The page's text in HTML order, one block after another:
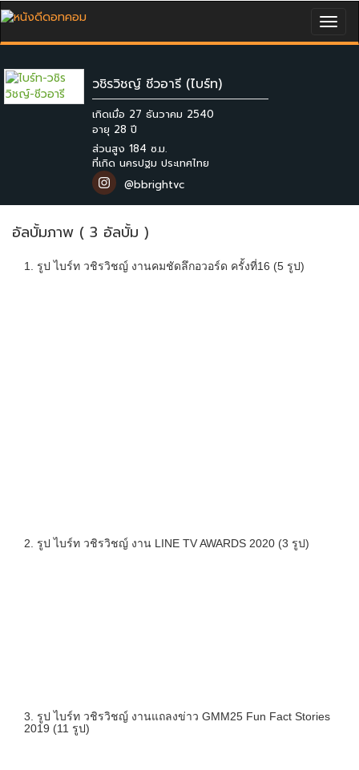
วชิรวิชญ์ ชีวอารี (ไบร์ท)
เกิดเมื่อ 27 ธันวาคม 2540
ส่วนสูง 184 ซ.ม.
ที่เกิด นครปฐม ประเทศไทย
@bbrightvc
อัลบั้มภาพ ( 3 อัลบั้ม )
1. รูป ไบร์ท วชิรวิชญ์ งานคมชัดลึกอวอร์ด ครั้งที่16 (5 รูป)
2. รูป ไบร์ท วชิรวิชญ์ งาน LINE TV AWARDS 2020 (3 รูป)
3. รูป ไบร์ท วชิรวิชญ์ งานแถลงข่าว GMM25 Fun Fact Stories
2019 (11 รูป)